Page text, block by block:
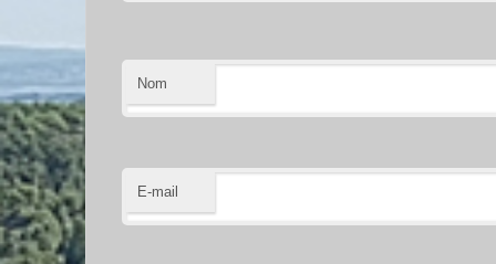
Nom
E-mail